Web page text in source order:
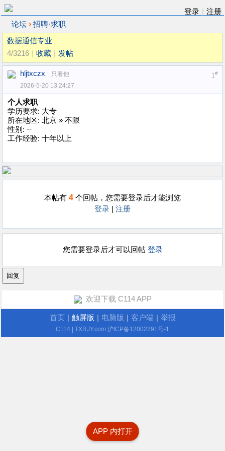
登录
注册
论坛 › 招聘·求职
数据通信专业
4/3216
收藏 发帖
1#
hljtxczx
只看他
2026-5-20 13:24:27
个人求职
学历要求: 大专
所在地区: 北京 » 不限
性别: --
工作经验: 十年以上
本帖有 4 个回帖，您需要登录后才能浏览
登录
注册
您需要登录后才可以回帖 登录
APP 内打开
欢迎下载 C114 APP
首页 触屏版 电脑版 客户端 举报
C114 | TXRJY.com 沪ICP备12002291号-1